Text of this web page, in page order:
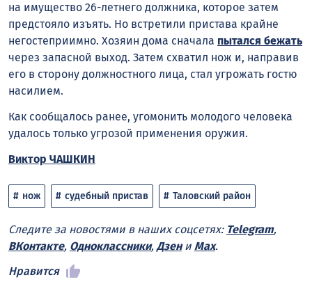
на имущество 26-летнего должника, которое затем
предстояло изъять. Но встретили пристава крайне
негостеприимно. Хозяин дома сначала пытался бежать
через запасной выход. Затем схватил нож и, направив
его в сторону должностного лица, стал угрожать гостю
насилием.
Как сообщалось ранее, угомонить молодого человека
удалось только угрозой применения оружия.
Виктор ЧАШКИН
нож судебный пристав Таловский район
Следите за новостями в наших соцсетях: Telegram,
ВКонтакте, Одноклассники, Дзени Max.
Нравится